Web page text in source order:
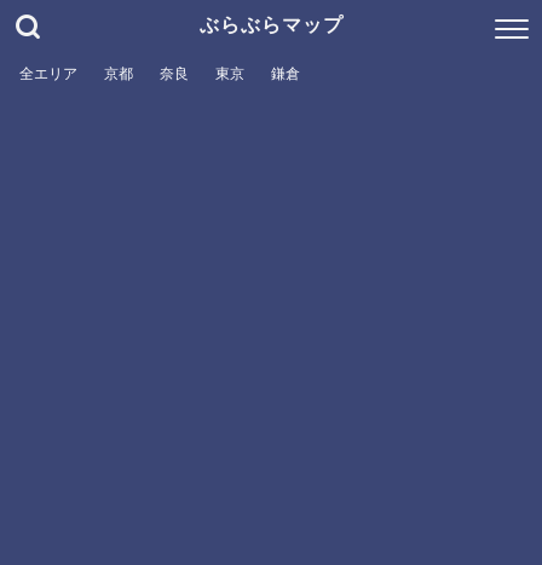
ぶらぶらマップ
全エリア 京都 奈良 東京 鎌倉